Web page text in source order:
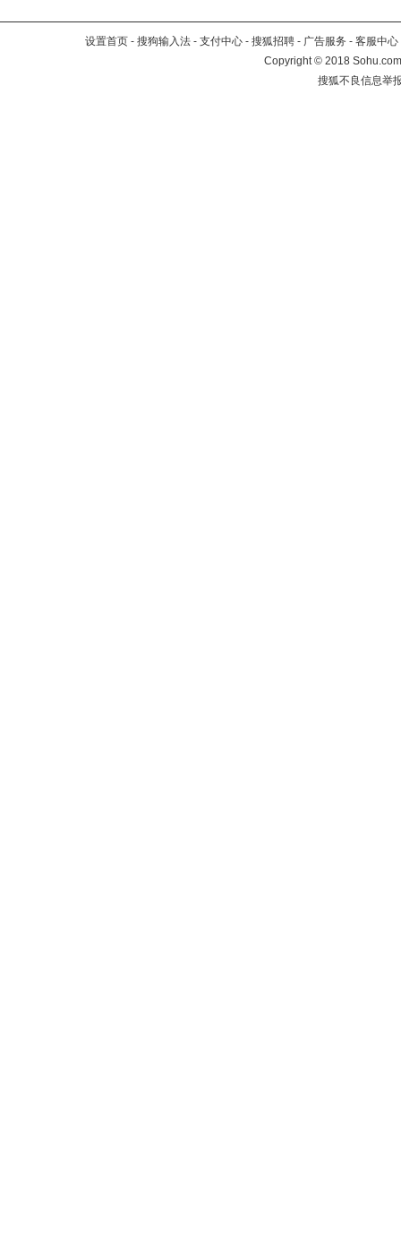
设置首页 - 搜狗输入法 - 支付中心 - 搜狐招聘 - 广告服务 - 客服中心
Copyright©2018
搜狐不良信息举